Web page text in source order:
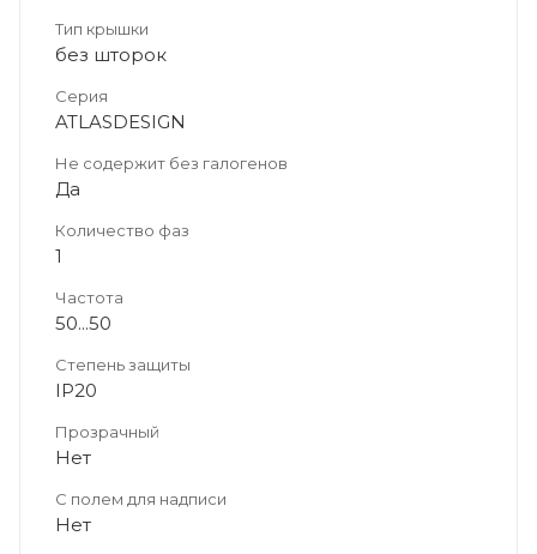
Тип крышки
без шторок
Серия
ATLASDESIGN
Не содержит без галогенов
Да
Количество фаз
1
Частота
50...50
Степень защиты
IP20
Прозрачный
Нет
С полем для надписи
Нет